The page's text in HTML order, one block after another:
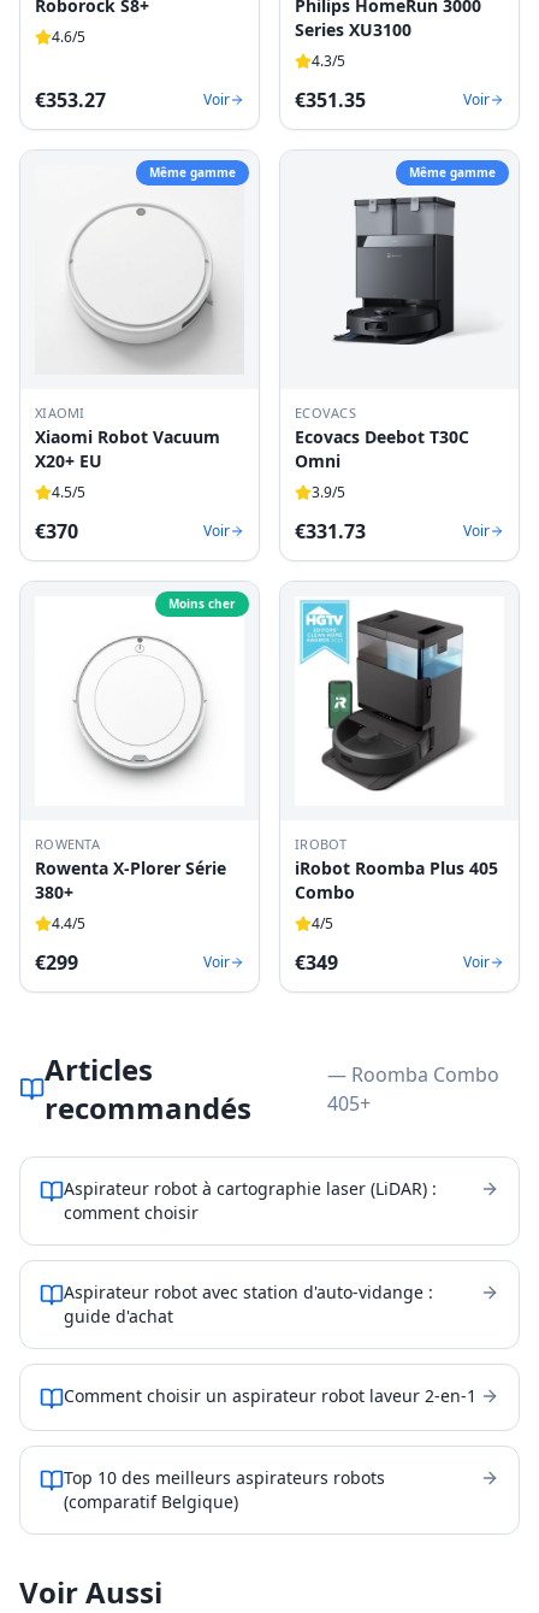
Roborock S8+
4.6/5
€353.27 Voir
Philips HomeRun 3000
Series XU3100
4.3/5
€351.35 Voir
Même gamme
XIAOMI
Xiaomi Robot Vacuum
X20+ EU
4.5/5
€370 Voir
Même gamme
ECOVACS
Ecovacs Deebot T30C
Omni
3.9/5
€331.73 Voir
Moins cher
ROWENTA
Rowenta X-Plorer Série
380+
4.4/5
€299 Voir
IROBOT
iRobot Roomba Plus 405
Combo
4/5
€349 Voir
Articles
recommandés
— Roomba Combo
405+
Aspirateur robot à cartographie laser (LiDAR) :
comment choisir
Aspirateur robot avec station d'auto-vidange :
guide d'achat
Comment choisir un aspirateur robot laveur 2-en-1
Top 10 des meilleurs aspirateurs robots
(comparatif Belgique)
Voir Aussi